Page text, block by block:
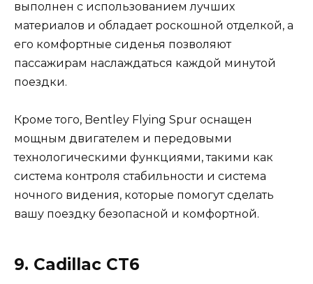
выполнен с использованием лучших
материалов и обладает роскошной отделкой, а
его комфортные сиденья позволяют
пассажирам наслаждаться каждой минутой
поездки.
Кроме того, Bentley Flying Spur оснащен
мощным двигателем и передовыми
технологическими функциями, такими как
система контроля стабильности и система
ночного видения, которые помогут сделать
вашу поездку безопасной и комфортной.
9. Cadillac CT6